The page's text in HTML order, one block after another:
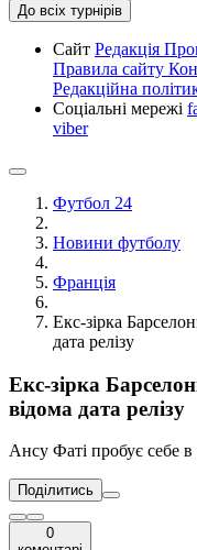
До всіх турнірів
Сайт Редакція
Правила сайту
Редакційна
Соціальні мережі
viber
Футбол 24
Новини футболу
Франція
Екс-зірка
дата релізу
Екс-зірка
відома дата релізу
Ансу Фаті пробує себе в
Поділитись
0